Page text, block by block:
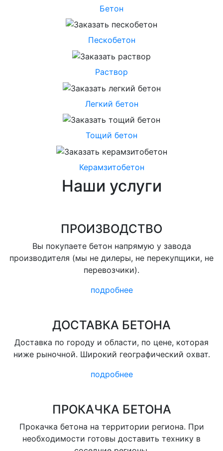
Бетон
Пескобетон
Раствор
Легкий бетон
Тощий бетон
Керамзитобетон
Наши услуги
ПРОИЗВОДСТВО
Вы покупаете бетон напрямую у завода
производителя (мы не дилеры, не перекупщики, не
перевозчики).
подробнее
ДОСТАВКА БЕТОНА
Доставка по городу и области, по цене, которая
ниже рыночной. Широкий географический охват.
подробнее
ПРОКАЧКА БЕТОНА
Прокачка бетона на территории региона. При
необходимости готовы доставить технику в